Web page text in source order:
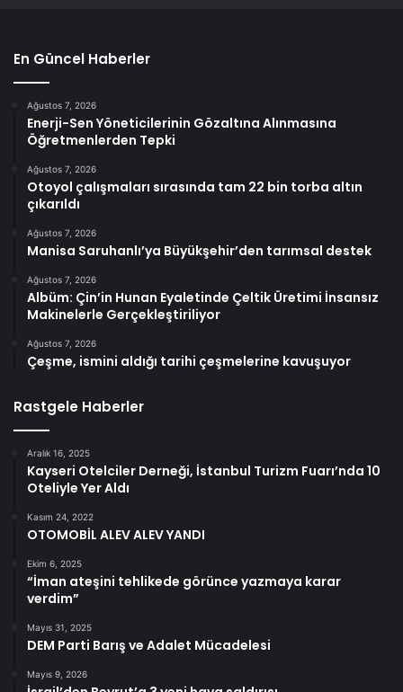
En Güncel Haberler
Ağustos 7, 2026
Enerji-Sen Yöneticilerinin Gözaltına Alınmasına
Öğretmenlerden Tepki
Ağustos 7, 2026
Otoyol çalışmaları sırasında tam 22 bin torba altın
çıkarıldı
Ağustos 7, 2026
Manisa Saruhanlı’ya Büyükşehir’den tarımsal destek
Ağustos 7, 2026
Albüm: Çin’in Hunan Eyaletinde Çeltik Üretimi İnsansız
Makinelerle Gerçekleştiriliyor
Ağustos 7, 2026
Çeşme, ismini aldığı tarihi çeşmelerine kavuşuyor
Rastgele Haberler
Aralık 16, 2025
Kayseri Otelciler Derneği, İstanbul Turizm Fuarı’nda 10
Oteliyle Yer Aldı
Kasım 24, 2022
OTOMOBİL ALEV ALEV YANDI
Ekim 6, 2025
“İman ateşini tehlikede görünce yazmaya karar
verdim”
Mayıs 31, 2025
DEM Parti Barış ve Adalet Mücadelesi
Mayıs 9, 2026